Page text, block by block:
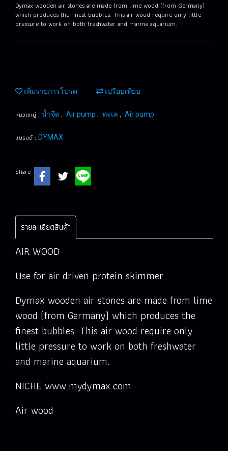
Dymax wooden air stones are made from lime wood (from Germany)
which produces the finest bubbles. This air wood require only little
pressure to work on both freshwater and marine aquarium.
เพิ่มรายการโปรด เปรียบเทียบ
หมวดหมู่ : น้ำจืด , Air pump , ทะเล , Air pump
แบรนด์ : DYMAX
Share
รายละเอียดสินค้า
AIR WOOD
Use for air driven protein skimmer
Dymax wooden air stones are made from lime
wood (from Germany) which produces the
finest bubbles. This air wood require only
little pressure to work on both freshwater
and marine aquarium.
NICHE www.mydymax.com
Air wood